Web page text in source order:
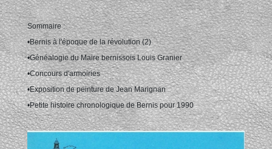
Sommaire :
•Bernis à l'époque de la révolution (2)
•Généalogie du Maire bernissois Louis Granier
•Concours d'armoiries
•Exposition de peinture de Jean Marignan
•Petite histoire chronologique de Bernis pour 1990